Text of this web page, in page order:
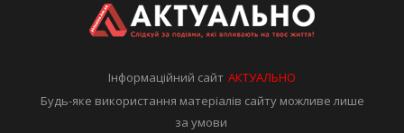
Інформаційний сайтАКТУАЛЬНО
Будь-яке використання матеріалів сайту можливе лише
за умови